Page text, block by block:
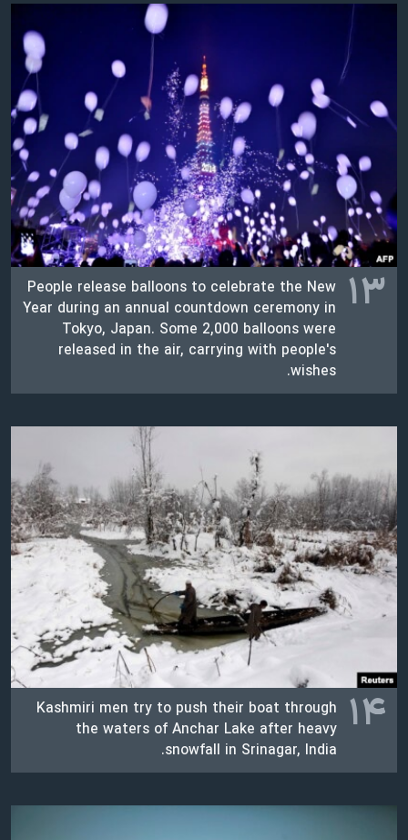
۱۳ People release balloons to celebrate the New
Year during an annual countdown ceremony in
Tokyo, Japan. Some 2,000 balloons were
released in the air, carrying with people's
wishes.
۱۴
Kashmiri men try to push their boat through
the waters of Anchar Lake after heavy
snowfall in Srinagar, India.